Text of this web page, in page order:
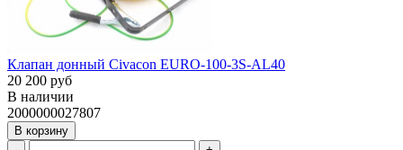
Клапан донный Civacon EURO-100-3S-AL40
20 200 руб
В наличии
2000000027807
В корзину